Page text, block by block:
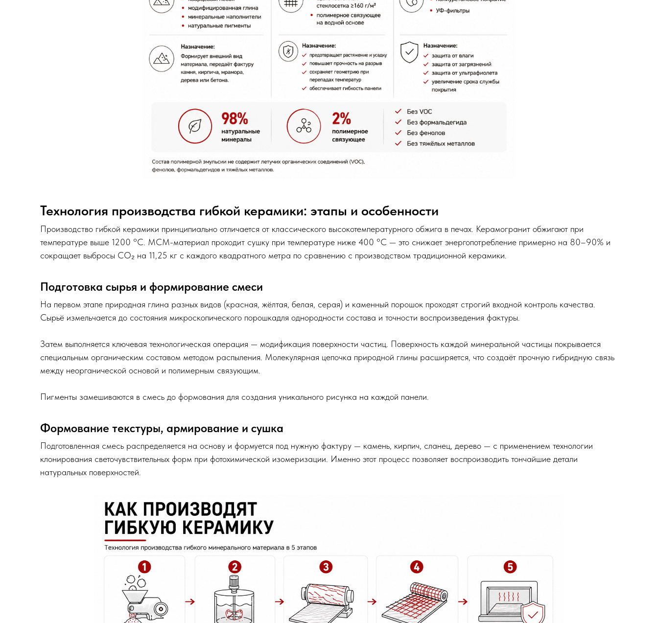
Технология производства гибкой керамики: этапы и особенности
Производство гибкой керамики принципиально отличается от классического высокотемпературного обжига в печах. Керамогранит обжигают при
температуре выше 1200 °C. MCM-материал проходит сушку при температуре ниже 400 °C — это снижает энергопотребление примерно на 80–90% и
сокращает выбросы CO₂ на 11,25 кг с каждого квадратного метра по сравнению с производством традиционной керамики.
Подготовка сырья и формирование смеси
На первом этапе природная глина разных видов (красная, жёлтая, белая, серая) и каменный порошок проходят строгий входной контроль качества.
Сырьё измельчается до состояния микроскопического порошкадля однородности состава и точности воспроизведения фактуры.
Затем выполняется ключевая технологическая операция — модификация поверхности частиц. Поверхность каждой минеральной частицы покрывается
специальным органическим составом методом распыления. Молекулярная цепочка природной глины расширяется, что создаёт прочную гибридную связь
между неорганической основой и полимерным связующим.
Пигменты замешиваются в смесь до формования для создания уникального рисунка на каждой панели.
Формование текстуры, армирование и сушка
Подготовленная смесь распределяется на основу и формуется под нужную фактуру — камень, кирпич, сланец, дерево — с применением технологии
клонирования светочувствительных форм при фотохимической изомеризации. Именно этот процесс позволяет воспроизводить тончайшие детали
натуральных поверхностей.